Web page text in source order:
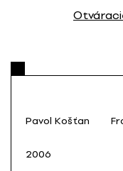
Pavol Košťan
2006